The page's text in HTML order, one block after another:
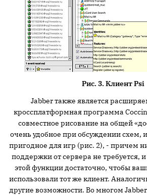
Рис. 3. КлиентPsi
Jabber также является
кроссплатформная программа
совместное рисование на общей
очень удобное при обсуждении схем,
пригодное для игр (рис. 2), - причем
поддержки от сервера не требуется,
этой функции достаточно, чтобы
использовали тот же клиент.
другие возможности. Во многом